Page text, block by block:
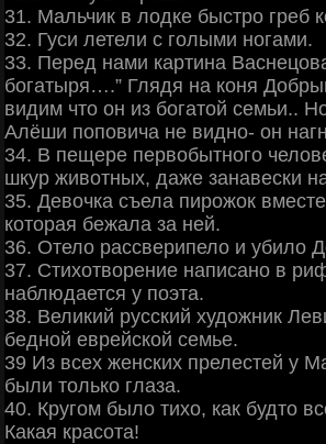
31. Мальчик в лодке быстро греб
32. Гуси летели с голыми ногами.
33. Перед нами картина
богатыря….” Глядя на коня
видим что он из богатой семьи..
Алёши поповича не видно- он
34. В пещере первобытного
шкур животных, даже занавески
35. Девочка съела пирожок
которая бежала за ней.
36. Отело рассверипело и убило
37. Стихотворение написано в
наблюдается у поэта.
38. Великий русский художник
бедной еврейской семье.
39 Из всех женских прелестей у
были только глаза.
40. Кругом было тихо, как будто
Какая красота!